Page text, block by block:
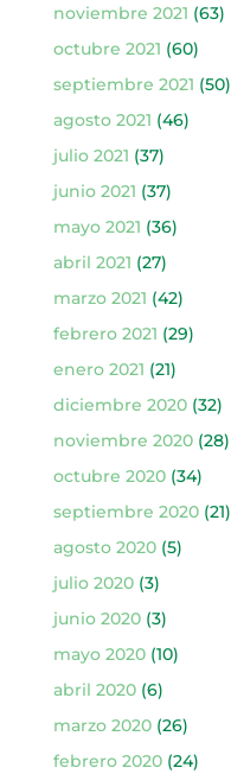
noviembre 2021 (63)
octubre 2021 (60)
septiembre 2021 (50)
agosto 2021 (46)
julio 2021 (37)
junio 2021 (37)
mayo 2021 (36)
abril 2021 (27)
marzo 2021 (42)
febrero 2021 (29)
enero 2021 (21)
diciembre 2020(32)
noviembre 2020(28)
octubre 2020(34)
septiembre 2020(21)
agosto 2020(5)
julio 2020(3)
junio 2020(3)
mayo 2020(10)
abril 2020(6)
marzo 2020(26)
febrero 2020(24)